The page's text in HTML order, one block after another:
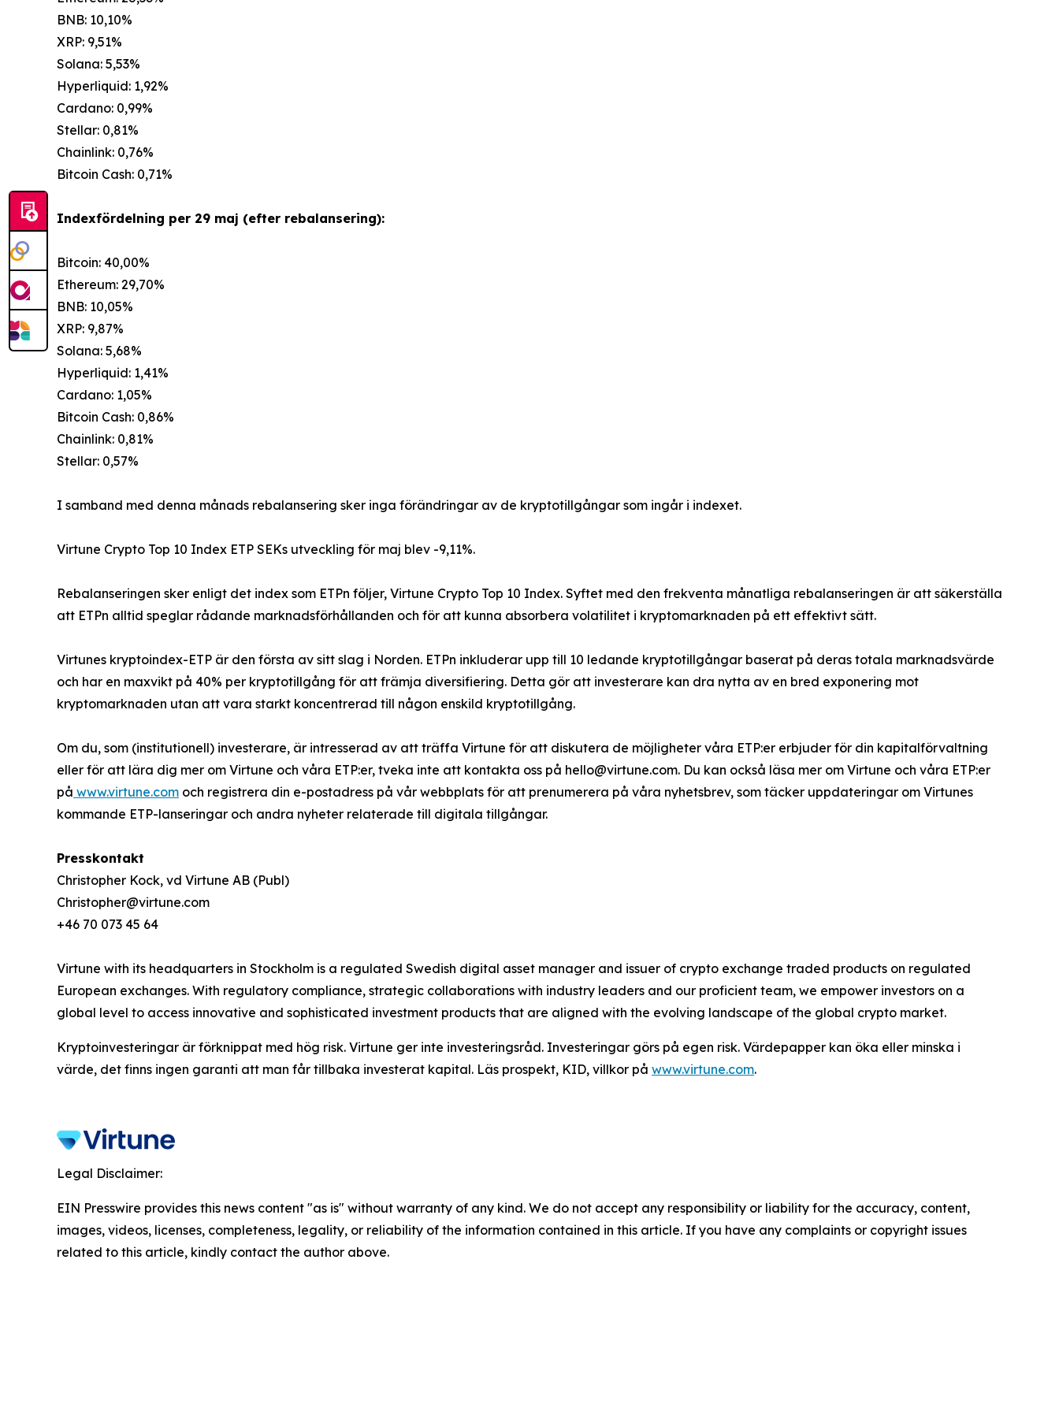
BNB: 10,10%
XRP: 9,51%
Solana: 5,53%
Hyperliquid: 1,92%
Cardano: 0,99%
Stellar: 0,81%
Chainlink: 0,76%
Bitcoin Cash: 0,71%
Indexfördelning per 29 maj (efter rebalansering):
Bitcoin: 40,00%
Ethereum: 29,70%
BNB: 10,05%
XRP: 9,87%
Solana: 5,68%
Hyperliquid: 1,41%
Cardano: 1,05%
Bitcoin Cash: 0,86%
Chainlink: 0,81%
Stellar: 0,57%
I samband med denna månads rebalansering sker inga förändringar av de kryptotillgångar som ingår i indexet.
Virtune Crypto Top 10 Index ETP SEKs utveckling för maj blev -9,11%.
Rebalanseringen sker enligt det index som ETPn följer, Virtune Crypto Top 10 Index. Syftet med den frekventa månatliga rebalanseringen är att säkerställa
att ETPn alltid speglar rådande marknadsförhållanden och för att kunna absorbera volatilitet i kryptomarknaden på ett effektivt sätt.
Virtunes kryptoindex-ETP är den första av sitt slag i Norden. ETPn inkluderar upp till 10 ledande kryptotillgångar baserat på deras totala marknadsvärde
och har en maxvikt på 40% per kryptotillgång för att främja diversifiering. Detta gör att investerare kan dra nytta av en bred exponering mot
kryptomarknaden utan att vara starkt koncentrerad till någon enskild kryptotillgång.
Om du, som (institutionell) investerare, är intresserad av att träffa Virtune för att diskutera de möjligheter våra ETP:er erbjuder för din kapitalförvaltning
eller för att lära dig mer om Virtune och våra ETP:er, tveka inte att kontakta oss på hello@virtune.com. Du kan också läsa mer om Virtune och våra ETP:er
på www.virtune.com och registrera din e-postadress på vår webbplats för att prenumerera på våra nyhetsbrev, som täcker uppdateringar om Virtunes
kommande ETP-lanseringar och andra nyheter relaterade till digitala tillgångar.
Presskontakt
Christopher Kock, vd Virtune AB (Publ)
Christopher@virtune.com
+46 70 073 45 64
Virtune with its headquarters in Stockholm is a regulated Swedish digital asset manager and issuer of crypto exchange traded products on regulated
European exchanges. With regulatory compliance, strategic collaborations with industry leaders and our proficient team, we empower investors on a
global level to access innovative and sophisticated investment products that are aligned with the evolving landscape of the global crypto market.
Kryptoinvesteringar är förknippat med hög risk. Virtune ger inte investeringsråd. Investeringar görs på egen risk. Värdepapper kan öka eller minska i
värde, det finns ingen garanti att man får tillbaka investerat kapital. Läs prospekt, KID, villkor på www.virtune.com.
Legal Disclaimer:
EIN Presswire provides this news content "as is" without warranty of any kind. We do not accept any responsibility or liability for the accuracy, content,
images, videos, licenses, completeness, legality, or reliability of the information contained in this article. If you have any complaints or copyright issues
related to this article, kindly contact the author above.